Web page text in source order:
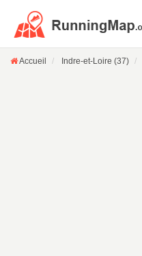
Accueil Indre-et-Loire (37)